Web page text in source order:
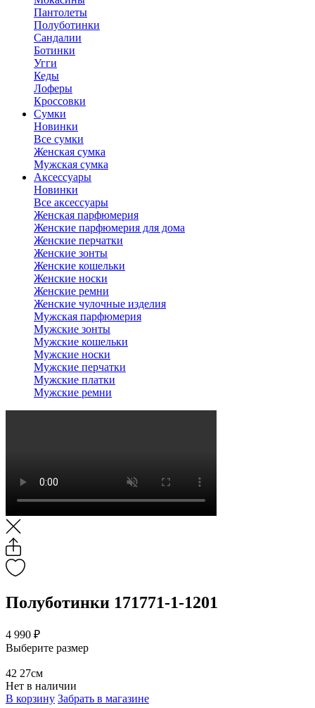
Пантолеты
Полуботинки
Сандалии
Ботинки
Угги
Кеды
Лоферы
Кроссовки
Сумки
Новинки
Все сумки
Женская сумка
Мужская сумка
Аксессуары
Новинки
Все аксессуары
Женская парфюмерия
Женские парфюмерия для дома
Женские перчатки
Женские зонты
Женские кошельки
Женские носки
Женские ремни
Женские чулочные изделия
Мужская парфюмерия
Мужские зонты
Мужские кошельки
Мужские носки
Мужские перчатки
Мужские платки
Мужские ремни
Полуботинки 171771-1-1201
4 990 ₽
Выберите размер
42 27см
Нет в наличии
В корзину Забрать в магазине